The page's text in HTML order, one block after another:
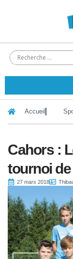
Accueil
Cahors :
tournoi
27 mars 2018